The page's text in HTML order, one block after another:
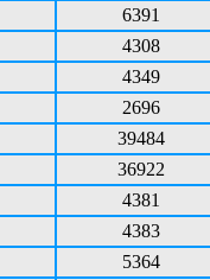
6391
4308
4349
2696
39484
36922
4381
4383
5364